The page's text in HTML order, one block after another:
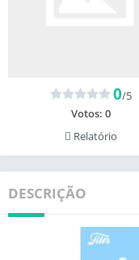
0/5
Votos: 0
Relatório
DESCRIÇÃO